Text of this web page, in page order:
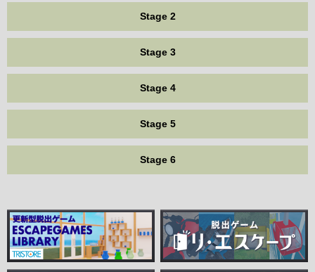
Stage 2
Stage 3
Stage 4
Stage 5
Stage 6